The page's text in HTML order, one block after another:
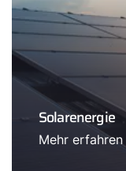
Solarenergie
Mehr erfahren